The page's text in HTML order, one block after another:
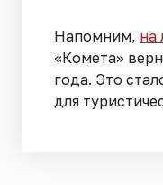
Напомним, на
«Комета»
года. Это
для